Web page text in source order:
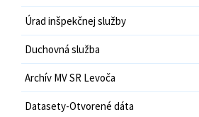
Úrad inšpekčnej služby
Duchovná služba
Archív MV SR Levoča
Datasety-Otvorené dáta